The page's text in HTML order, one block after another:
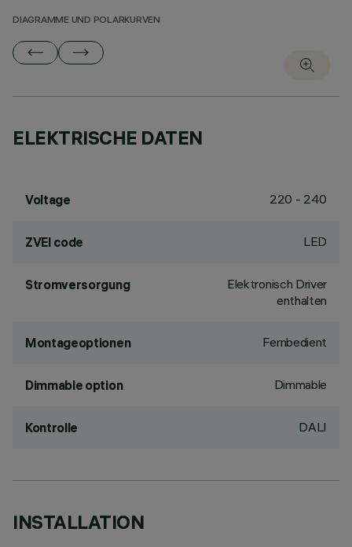
DIAGRAMME UND POLARKURVEN
ELEKTRISCHE DATEN
Voltage 220 - 240
ZVEI code LED
Stromversorgung
Elektronisch Driver
enthalten
Montageoptionen Fernbedient
Dimmable option Dimmable
Kontrolle DALI
INSTALLATION